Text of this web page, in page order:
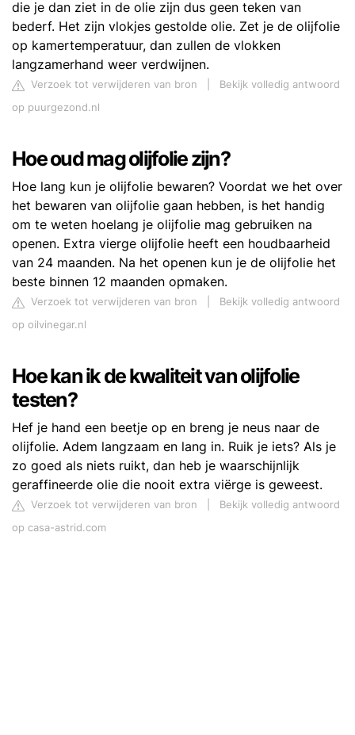
die je dan ziet in de olie zijn dus geen teken van
bederf. Het zijn vlokjes gestolde olie. Zet je de olijfolie
op kamertemperatuur, dan zullen de vlokken
langzamerhand weer verdwijnen.
Verzoek tot verwijderen van bron
Bekijk volledig antwoord
op puurgezond.nl
Hoe oud mag olijfolie zijn?
Hoe lang kun je olijfolie bewaren? Voordat we het over
het bewaren van olijfolie gaan hebben, is het handig
om te weten hoelang je olijfolie mag gebruiken na
openen. Extra vierge olijfolie heeft een houdbaarheid
van 24 maanden. Na het openen kun je de olijfolie het
beste binnen 12 maanden opmaken.
Verzoek tot verwijderen van bron
Bekijk volledig antwoord
op oilvinegar.nl
Hoe kan ik de kwaliteit van olijfolie
testen?
Hef je hand een beetje op en breng je neus naar de
olijfolie. Adem langzaam en lang in. Ruik je iets? Als je
zo goed als niets ruikt, dan heb je waarschijnlijk
geraffineerde olie die nooit extra viërge is geweest.
Verzoek tot verwijderen van bron
Bekijk volledig antwoord
op casa-astrid.com